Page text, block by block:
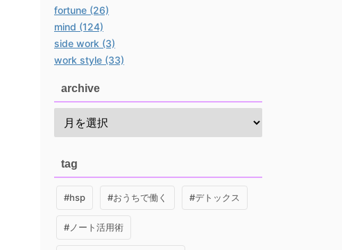
fortune (26)
mind (124)
side work (3)
work style (33)
archive
tag
#hsp #おうちで働く #デトックス
#ノート活用術